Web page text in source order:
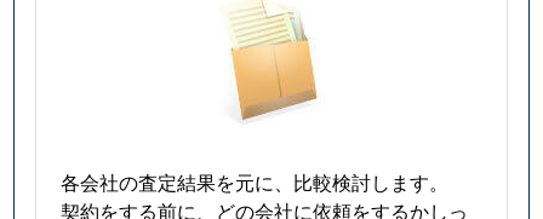
各会社の査定結果を元に、比較検討します。
契約をする前に、どの会社に依頼をするかしっ